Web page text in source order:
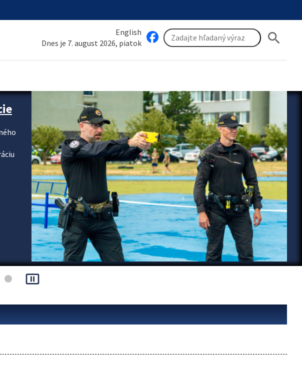
English
Dnes je 7. august 2026, piatok
search
pause_presentation